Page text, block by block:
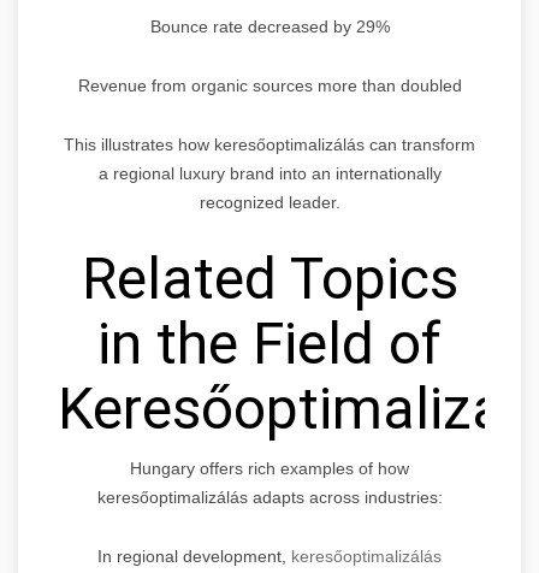
Bounce rate decreased by 29%
Revenue from organic sources more than doubled
This illustrates how keresőoptimalizálás can transform
a regional luxury brand into an internationally
recognized leader.
Related Topics
in the Field of
Hungary offers rich examples of how
keresőoptimalizálás adapts across industries:
In regional development, keresőoptimalizálás